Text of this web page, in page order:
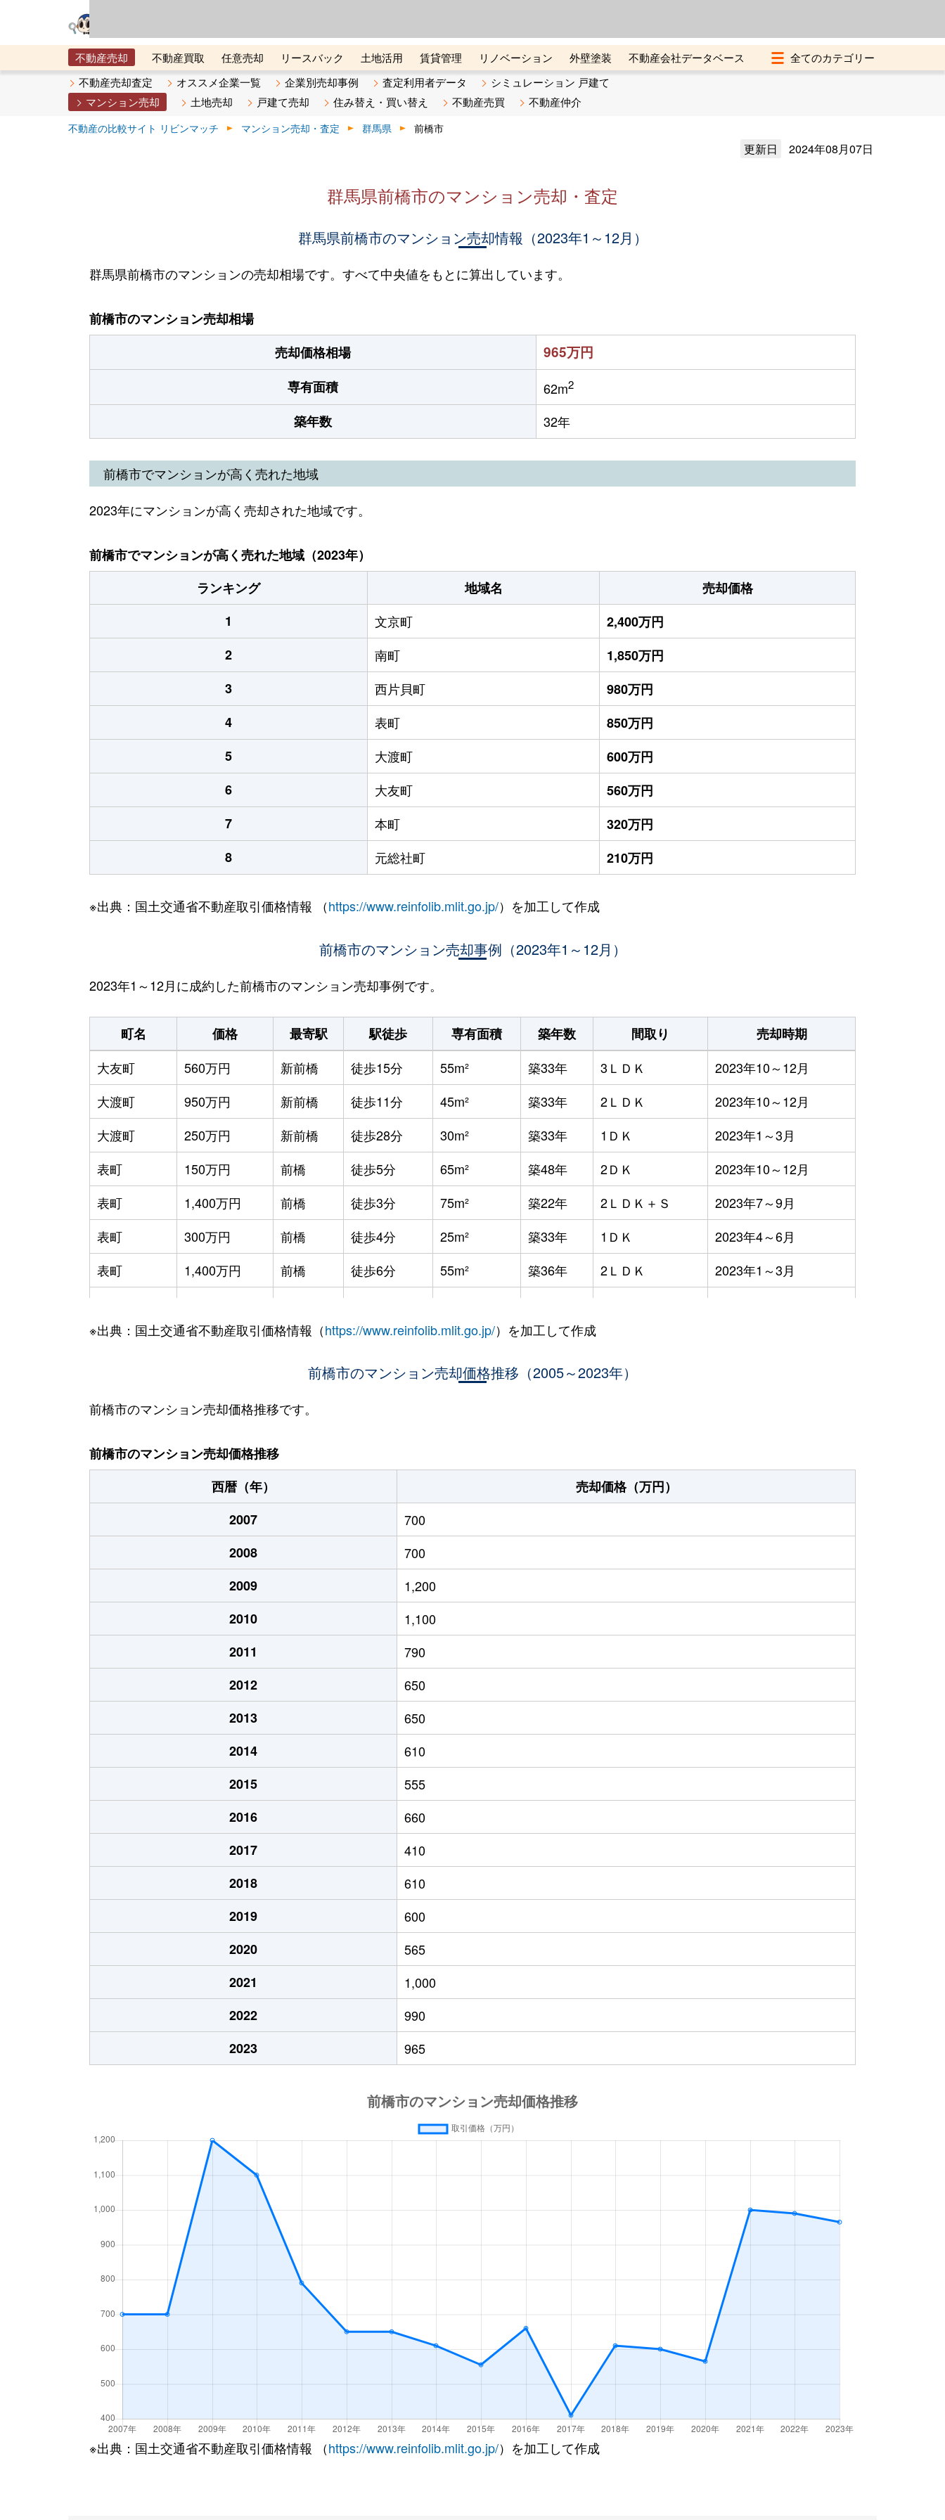
不動産売却 不動産買取 任意売却 リースバック 土地活用 賃貸管理 リノベーション 外壁塗装
不動産会社データベース
メタ住宅展示場
ベスト不動産カンパニー オンライン講座 リビンマガジンBiz 不動産売却ご相談デスク
不動産売却査定 オススメ企業一覧 企業別売却事例 査定利用者データ
シミュレーション 戸建て
マンション売却
土地売却 戸建て売却 住み替え・買い替え 不動産売買 不動産仲介
不動産の比較サイト リビンマッチ マンション売却・査定 群馬県 前橋市
更新日 2024年08月07日
群馬県前橋市のマンション売却・査定
群馬県前橋市のマンション売却情報（2023年1～12月）
群馬県前橋市のマンションの売却相場です。すべて中央値をもとに算出しています。
前橋市のマンション売却相場
売却価格相場
965万円
専有面積 62m2
築年数 32年
前橋市でマンションが高く売れた地域
2023年にマンションが高く売却された地域です。
前橋市でマンションが高く売れた地域（2023年）
ランキング
地域名
売却価格
1
文京町
2,400万円
2
南町
1,850万円
3
西片貝町
980万円
4
表町
850万円
5
大渡町
600万円
6
大友町
560万円
7
本町
320万円
8
元総社町 210万円
※出典：国土交通省不動産取引価格情報 （https://www.reinfolib.mlit.go.jp/）を加工して作成
前橋市のマンション売却事例（2023年1～12月）
2023年1～12月に成約した前橋市のマンション売却事例です。
町名 価格 最寄駅 駅徒歩 専有面積 築年数 間取り
売却時期
大友町
560万円 新前橋 徒歩15分 55m² 築33年 3ＬＤＫ
2023年10～12月
大渡町
950万円 新前橋 徒歩11分 45m² 築33年 2ＬＤＫ
2023年10～12月
大渡町
250万円 新前橋 徒歩28分 30m² 築33年 1ＤＫ
2023年1～3月
表町
150万円 前橋 徒歩5分 65m² 築48年 2ＤＫ
2023年10～12月
表町
1,400万円 前橋 徒歩3分 75m² 築22年 2ＬＤＫ＋Ｓ
2023年7～9月
表町
300万円 前橋 徒歩4分 25m² 築33年 1ＤＫ
2023年4～6月
表町
1,400万円 前橋 徒歩6分 55m² 築36年 2ＬＤＫ
2023年1～3月
文京町
2,500万円 前橋 徒歩14分 75m² 築13年
徒歩19分 80m² 築17年 3ＬＤＫ
本町
320万円 前橋
南町
1,100万円 前橋 徒歩12分 70m² 築31年 3ＬＤＫ
2023年4～6月
元総社町
210万円 新前橋 徒歩27分 15m² 築33年 1Ｋ 2023年7～9月
※出典：国土交通省不動産取引価格情報（https://www.reinfolib.mlit.go.jp/）を加工して作成
前橋市のマンション売却価格推移（2005～2023年）
前橋市のマンション売却価格推移です。
前橋市のマンション売却価格推移
西暦（年）
売却価格（万円）
2007
700
2008
700
2009
1,200
2010
1,100
2011
790
2012
650
2013
650
2014
610
2015
555
2016
660
2017
410
2018
610
2019
600
2020
565
2021
1,000
2022
990
2023
965
※出典：国土交通省不動産取引価格情報 （https://www.reinfolib.mlit.go.jp/）を加工して作成